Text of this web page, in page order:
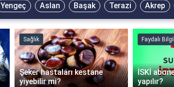
Yengeç Aslan Başak Terazi Akrep
Sağlık
Şeker hastaları kestane
yiyebilir mi?
Faydalı
İSKİ
yapılır?